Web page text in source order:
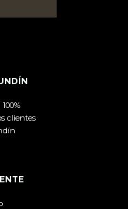
clientes